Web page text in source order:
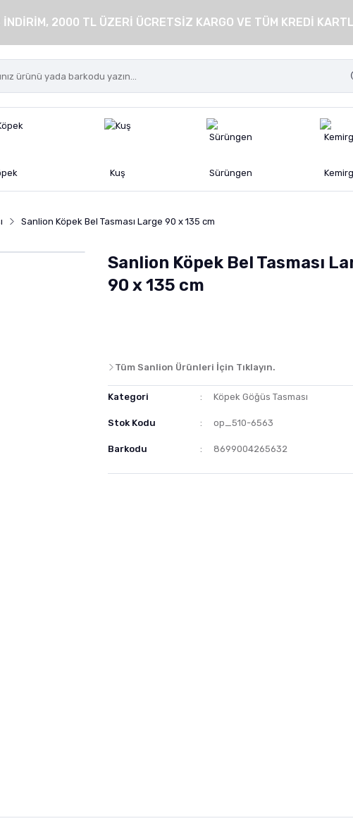
İNDİRİM, 2000 TL ÜZERİ ÜCRETSİZ KARGO VE TÜM KREDİ
Kuş Sürüngen
Sanlion Köpek Bel Tasması Large 90 x 135 cm
Sanlion Köpek Bel Tasması
90 x 135 cm
Tüm Sanlion Ürünleri İçin Tıklayın.
Kategori Köpek Göğüs Tasması
Stok Kodu op_510-6563
Barkodu 8699004265632